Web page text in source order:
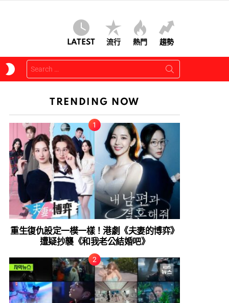
LATEST 流行 熱門 趨勢
SKIN
Search
for:
TRENDING NOW
重生復仇設定一模一樣！港劇《夫妻的博弈》
遭疑抄襲《和我老公結婚吧》